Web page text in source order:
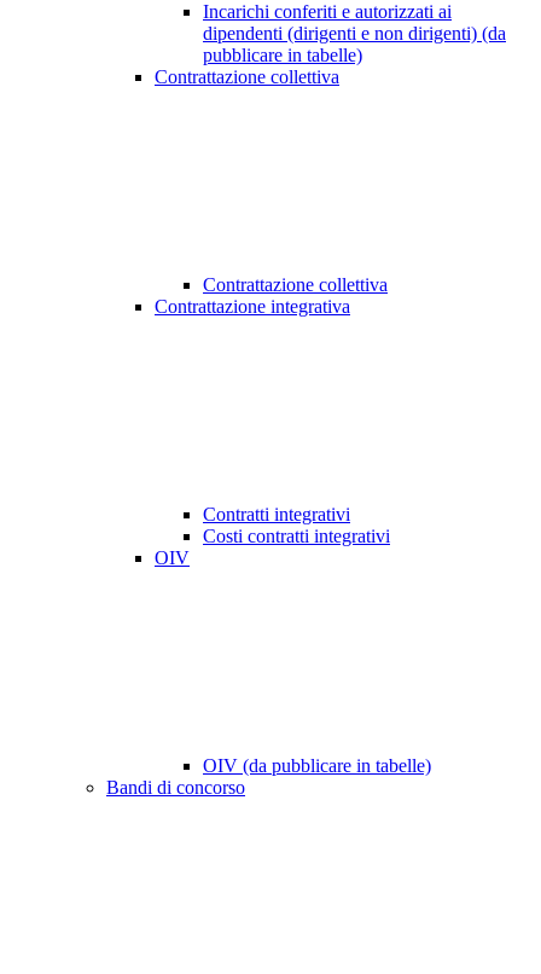
Incarichi conferiti e autorizzati ai
dipendenti (dirigenti e non dirigenti) (da
pubblicare in tabelle)
Contrattazione collettiva
Contrattazione collettiva
Contrattazione integrativa
Contratti integrativi
Costi contratti integrativi
OIV
OIV (da pubblicare in tabelle)
Bandi di concorso